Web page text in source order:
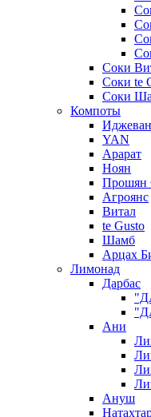
Соки
Соки te
Соки
Компоты
Иджеван
YAN
Арарат
Ноян
Прошян
Агроянс
Витал
te Gusto
Шамб
Арцах
Лимонад
Дарбас
Ани
Ануш